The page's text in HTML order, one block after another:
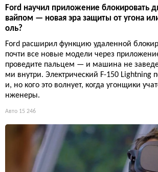
Ford научил приложение блокировать
вайпом — новая эра защиты от угона
оль?
Ford расширил функцию удаленной
почти все новые модели через
проведите пальцем — и машина не
ми внутри. Электрический F-150 Lightning
и, но кого это волнует, когда угонщики
нженеры.
Авто 15 246